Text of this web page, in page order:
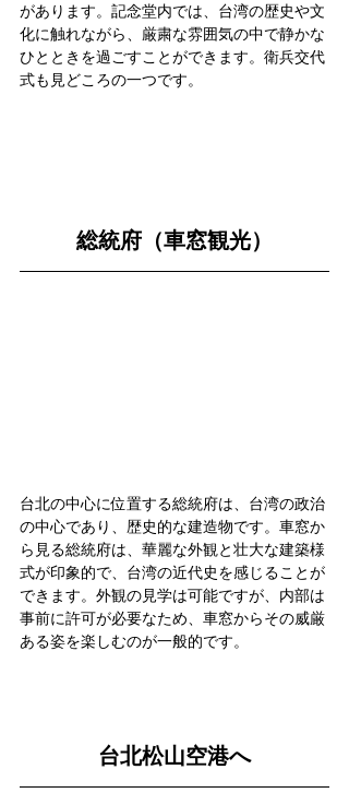
があります。記念堂内では、台湾の歴史や文
化に触れながら、厳粛な雰囲気の中で静かな
ひとときを過ごすことができます。衛兵交代
式も見どころの一つです。
総統府（車窓観光）
台北の中心に位置する総統府は、台湾の政治
の中心であり、歴史的な建造物です。車窓か
ら見る総統府は、華麗な外観と壮大な建築様
式が印象的で、台湾の近代史を感じることが
できます。外観の見学は可能ですが、内部は
事前に許可が必要なため、車窓からその威厳
ある姿を楽しむのが一般的です。
台北松山空港へ